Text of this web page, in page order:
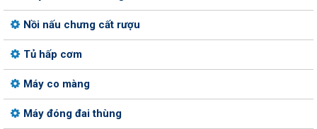
Nồi nấu chưng cất rượu
Tủ hấp cơm
Máy co màng
Máy đóng đai thùng